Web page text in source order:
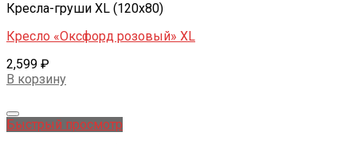
Кресла-груши XL (120x80)
Кресло «Оксфорд розовый» XL
2,599 ₽
В корзину
Быстрый просмотр